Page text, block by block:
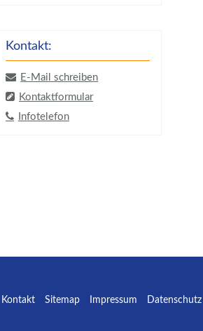
Kontakt:
E-Mail schreiben
Kontaktformular
Infotelefon
Kontakt Sitemap Impressum Datenschutz